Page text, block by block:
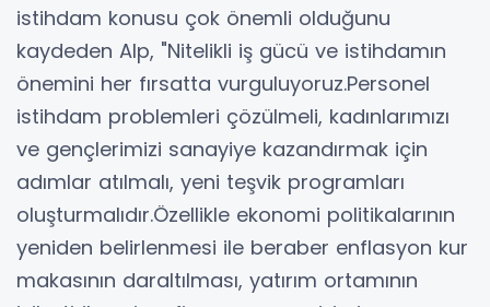
istihdam konusu çok önemli olduğunu
kaydeden Alp, "Nitelikli iş gücü ve istihdamın
önemini her fırsatta vurguluyoruz.Personel
istihdam problemleri çözülmeli, kadınlarımızı
ve gençlerimizi sanayiye kazandırmak için
adımlar atılmalı, yeni teşvik programları
oluşturmalıdır.Özellikle ekonomi politikalarının
yeniden belirlenmesi ile beraber enflasyon kur
makasının daraltılması, yatırım ortamının